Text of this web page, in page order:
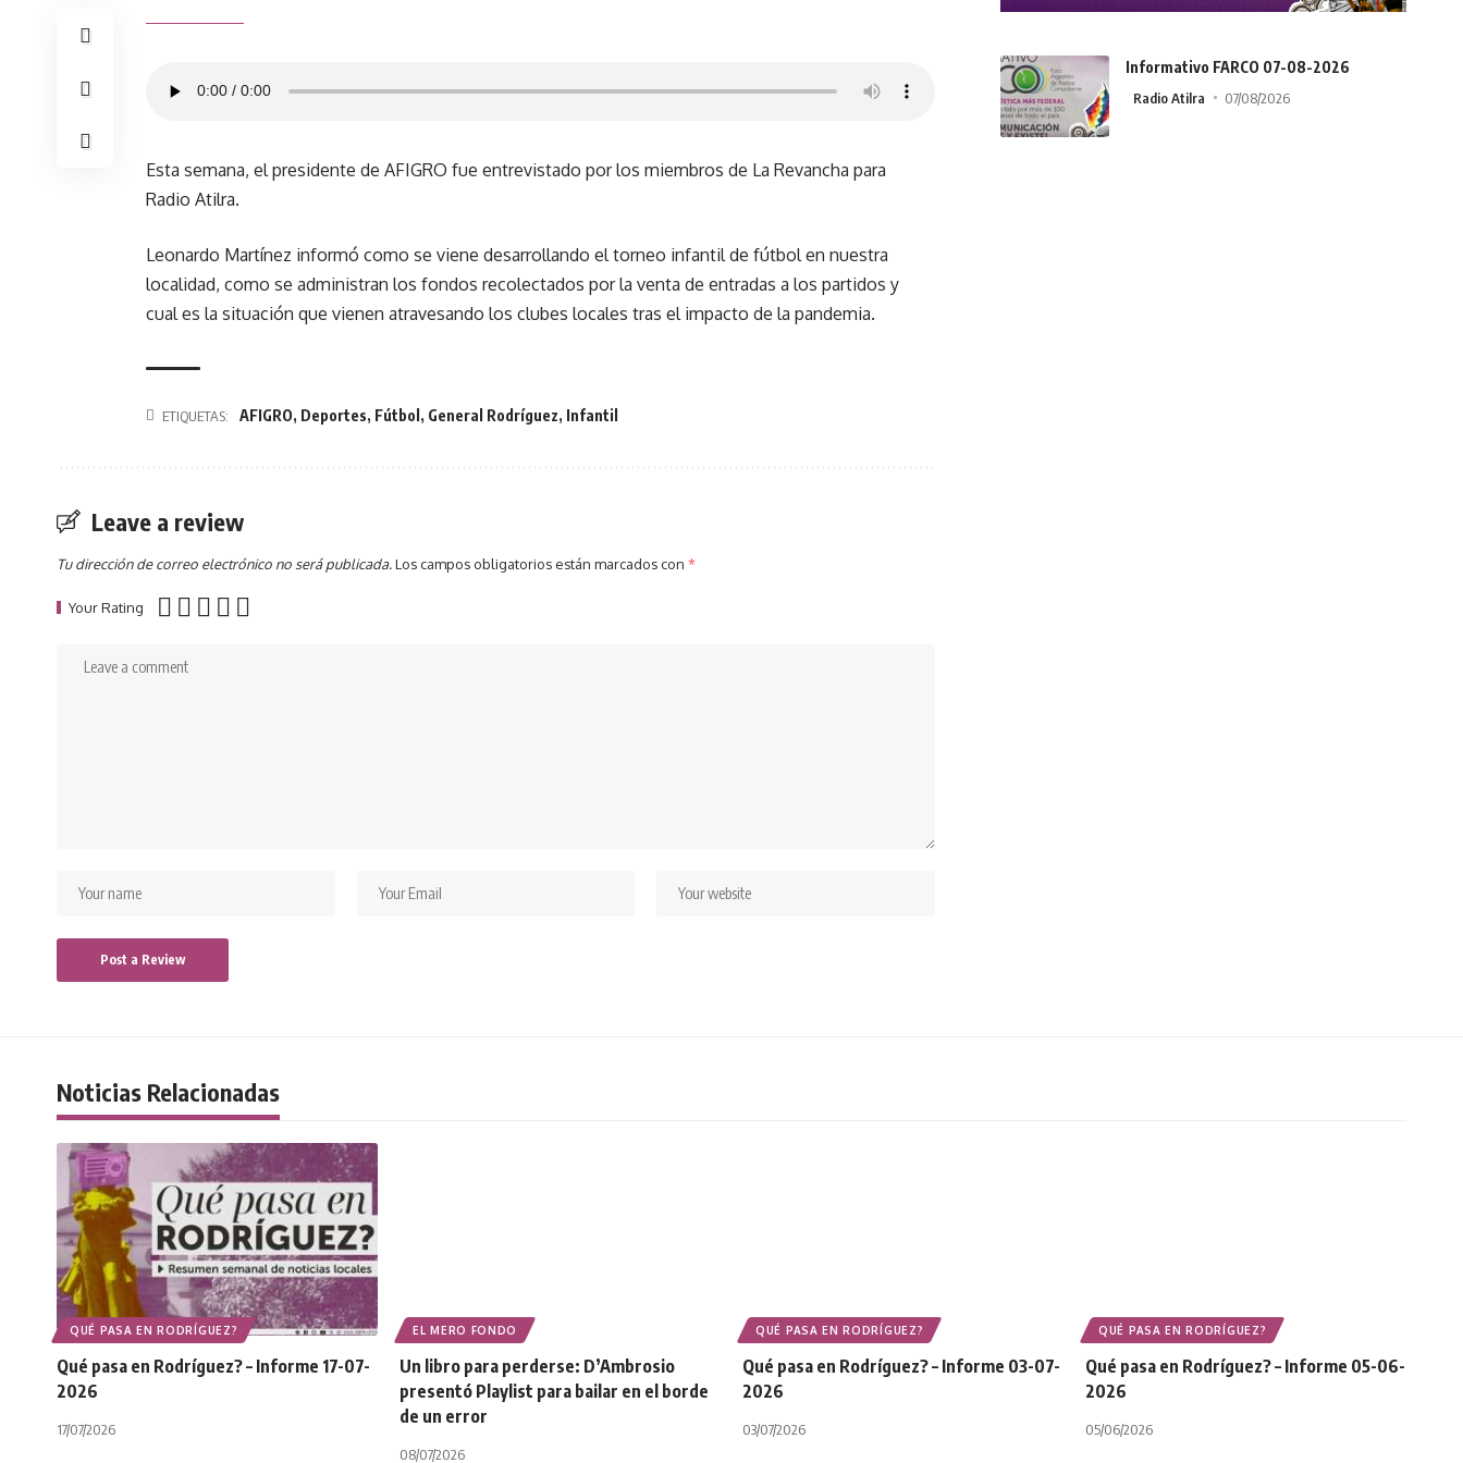
Esta semana, el presidente de AFIGRO fue entrevistado por los miembros de La Revancha para
Radio Atilra.
Leonardo Martínez informó como se viene desarrollando el torneo infantil de fútbol en nuestra
localidad, como se administran los fondos recolectados por la venta de entradas a los partidos y
cual es la situación que vienen atravesando los clubes locales tras el impacto de la pandemia.
ETIQUETAS: AFIGRO, Deportes, Fútbol , General Rodríguez, Infantil
Leave a review
Tu dirección de correo electrónico no será publicada.Los campos obligatorios están marcados con *
Your Rating
Informativo FARCO 07-08-2026
Radio Atilra 07/08/2026
Noticias Relacionadas
QUÉ PASA EN RODRÍGUEZ?
Qué pasa en Rodríguez? – Informe 17-07-
2026
17/07/2026
EL MERO FONDO
Un libro para perderse: D’Ambrosio
presentó Playlist para bailar en el borde
de un error
08/07/2026
QUÉ PASA EN RODRÍGUEZ?
Qué pasa en Rodríguez? – Informe 03-07-
2026
03/07/2026
QUÉ PASA EN RODRÍGUEZ?
Qué pasa en Rodríguez? – Informe 05-06-
2026
05/06/2026